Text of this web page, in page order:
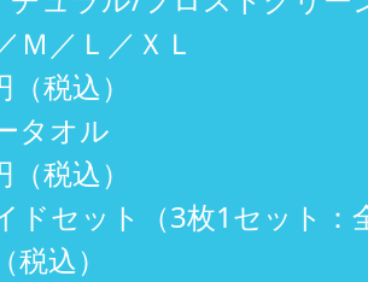
Ｍ／Ｌ／ＸＬ
税込）
タオル
税込）
ドセット（3枚1セット：
税込）